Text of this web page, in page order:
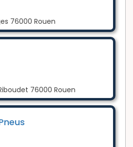
76000 Rouen
76000 Rouen